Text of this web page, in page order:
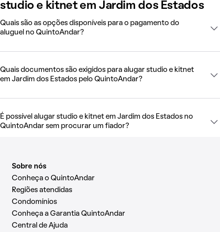
studio e kitnet em Jardim dos Estados
Quais são as opções disponíveis para o pagamento do
aluguel no QuintoAndar?
Quais documentos são exigidos para alugar studio e kitnet
em Jardim dos Estados pelo QuintoAndar?
É possível alugar studio e kitnet em Jardim dos Estados no
QuintoAndar sem procurar um fiador?
Sobre nós
Conheça o QuintoAndar
Regiões atendidas
Condomínios
Conheça a Garantia QuintoAndar
Central de Ajuda